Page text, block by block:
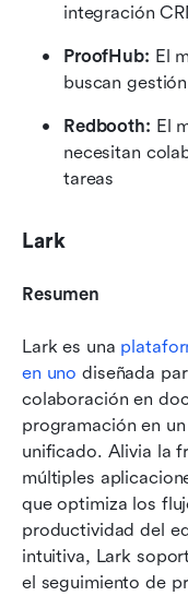
integración
ProofHub: El
buscan
Redbooth: El
necesitan
tareas
Lark
Resumen
Lark es una
en uno diseñada
colaboración en
programación en
unificado. Alivia la
múltiples
que optimiza los
productividad del
intuitiva, Lark
el seguimiento de